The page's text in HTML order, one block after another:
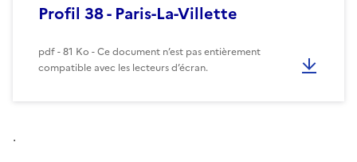
Profil 38 - Paris-La-Villette
pdf - 81 Ko - Ce document n’est pas entièrement
compatible avec les lecteurs d’écran.
.